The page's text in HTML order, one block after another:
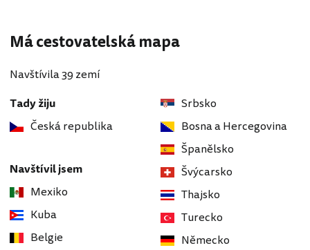
Má cestovatelská mapa
Navštívila 39 zemí
Tady žiju
Česká republika
Navštívil jsem
Mexiko
Kuba
Belgie
Srbsko
Bosna a Hercegovina
Španělsko
Švýcarsko
Thajsko
Turecko
Německo